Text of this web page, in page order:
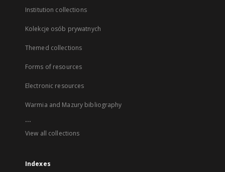
Institution collections
Kolekcje osób prywatnych
Themed collections
Forms of resources
Electronic resources
Warmia and Mazury bibliography
...
View all collections
Indexes